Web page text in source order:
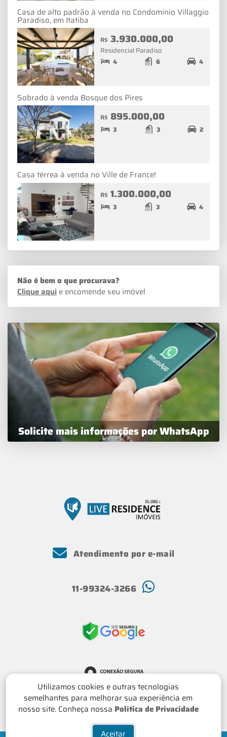
Utilizamos cookies e outras tecnologias
semelhantes para melhorar sua experiência em
nosso site. Conheça nossa Política de Privacidade
Aceitar
Casa de alto padrão à venda no Condomínio Villaggio
Paradiso, em Itatiba
R$ 3.930.000,00
Residencial Paradiso
4 6 4
Sobrado à venda Bosque dos Pires
R$ 895.000,00
3 3 2
Casa térrea à venda no Ville de France!
R$ 1.300.000,00
3 3 4
Não é bem o que procurava?
Clique aqui e encomende seu imóvel
Solicite mais informações por WhatsApp
Atendimento por e-mail
11-99324-3266